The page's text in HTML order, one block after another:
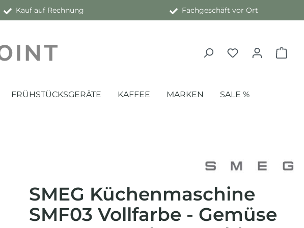
Kauf auf Rechnung Fachgeschäft vor Ort
FRÜHSTÜCKSGERÄTE KAFFEE MARKEN SALE %
SMEG Küchenmaschine
SMF03 Vollfarbe - Gemüse